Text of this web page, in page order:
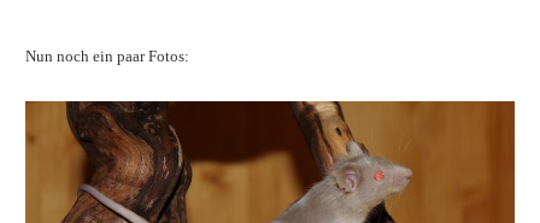
Nun noch ein paar Fotos: